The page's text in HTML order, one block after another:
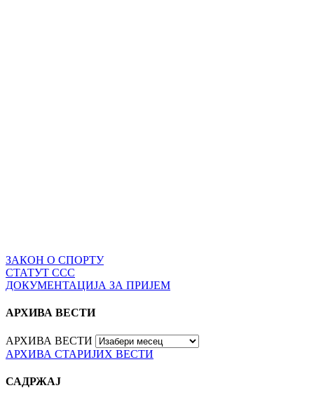
ЗАКОН О СПОРТУ
СТАТУТ ССС
ДОКУМЕНТАЦИЈА ЗА ПРИЈЕМ
АРХИВА ВЕСТИ
АРХИВА ВЕСТИ
АРХИВА СТАРИЈИХ ВЕСТИ
САДРЖАЈ